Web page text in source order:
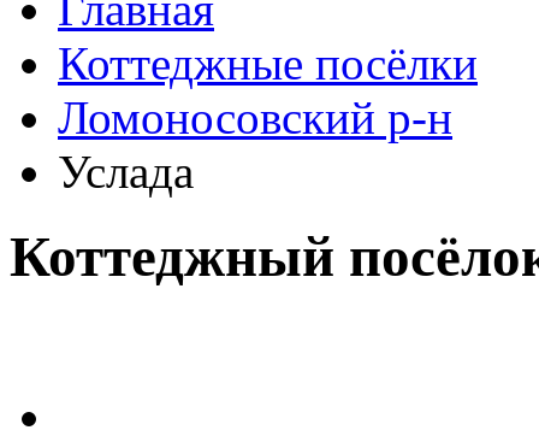
Коттеджные посёлки
Ломоносовский р-н
Услада
Коттеджный